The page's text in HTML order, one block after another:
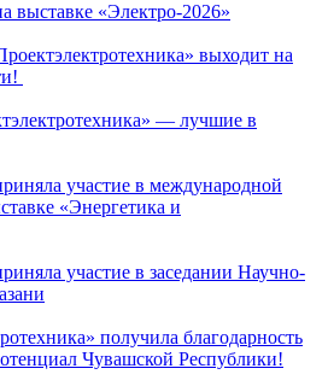
выставке «Электро-2026»
выходит на
— лучшие в
участие в международной
«Энергетика и
участие в заседании Научно-
получила благодарность
Чувашской Республики!